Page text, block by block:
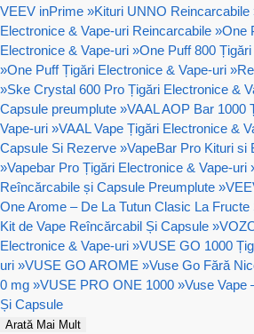
VEEV inPrime »Kituri UNNO Reincarcabile
Electronice & Vape-uri Reincarcabile »One
Electronice & Vape-uri »One Puff 800
»One Puff Țigări Electronice & Vape-uri »
»Ske Crystal 600 Pro Țigări Electronice &
Capsule preumplute »VAAL AOP Bar 1000
Vape-uri »VAAL Vape Țigări Electronice &
Capsule Si Rezerve »VapeBar Pro Kituri si
»Vapebar Pro Țigări Electronice & Vape-uri
Reîncărcabile și Capsule Preumplute »
One Arome – De La Tutun Clasic La Fructe
Kit de Vape Reîncărcabil Și Capsule »
Electronice & Vape-uri »VUSE GO 1000
uri »VUSE GO AROME »Vuse Go Fără
0 mg »VUSE PRO ONE 1000 »Vuse Vape
Și Capsule
Arată Mai Mult